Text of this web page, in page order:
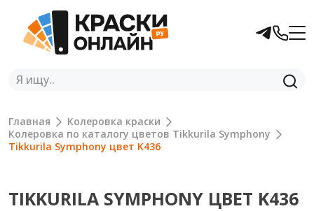
Главная
Колеровка краски
Колеровка по каталогу цветов Tikkurila Symphony
Tikkurila Symphony цвет K436
TIKKURILA SYMPHONY ЦВЕТ K436